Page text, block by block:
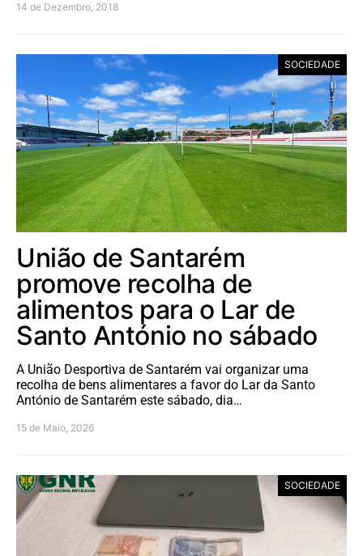
14 de Dezembro, 2018
SOCIEDADE
União de Santarém
promove recolha de
alimentos para o Lar de
Santo António no sábado
A União Desportiva de Santarém vai organizar uma
recolha de bens alimentares a favor do Lar da Santo
António de Santarém este sábado, dia…
15 de Maio, 2026
SOCIEDADE